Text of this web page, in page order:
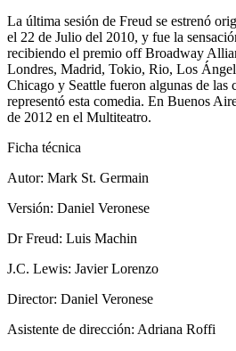
La última sesión de Freud se estrenó
el 22 de Julio del 2010, y fue la
recibiendo el premio off Broadway
Londres, Madrid, Tokio, Rio, Los
Chicago y Seattle fueron algunas de las
representó esta comedia. En Buenos
de 2012 en el Multiteatro.
Ficha técnica
Autor: Mark St. Germain
Versión: Daniel Veronese
Dr Freud: Luis Machin
J.C. Lewis: Javier Lorenzo
Director: Daniel Veronese
Asistente de dirección: Adriana Roffi